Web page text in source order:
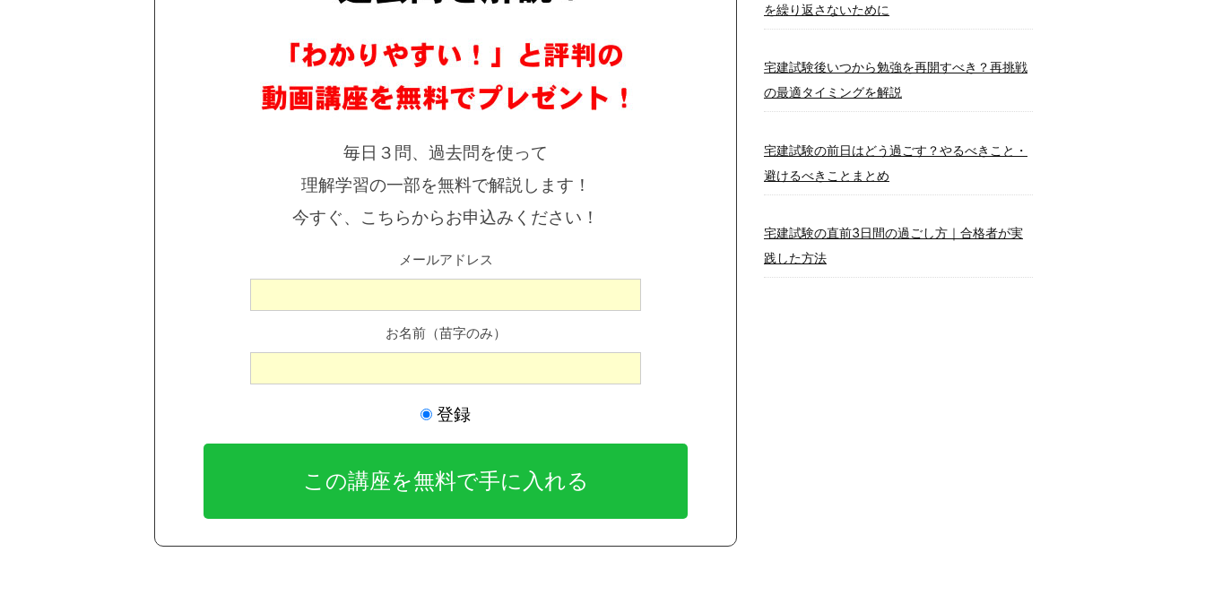
毎日３問、過去問を使って
理解学習の一部を無料で解説します！
今すぐ、こちらからお申込みください！
メールアドレス
お名前（苗字のみ）
登録
を繰り返さないために
宅建試験後いつから勉強を再開すべき？再挑戦
の最適タイミングを解説
宅建試験の前日はどう過ごす？やるべきこと・
避けるべきことまとめ
宅建試験の直前3日間の過ごし方｜合格者が実
践した方法